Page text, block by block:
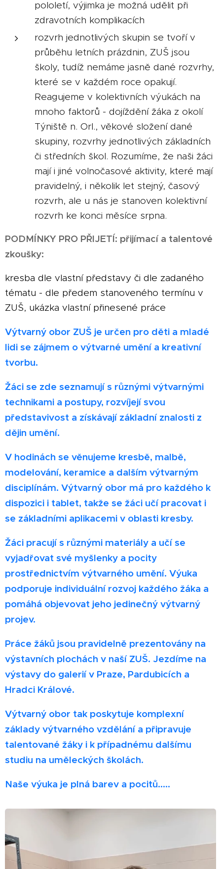
pololetí, výjimka je možná udělit při
zdravotních komplikacích
rozvrh jednotlivých skupin se tvoří v
průběhu letních prázdnin, ZUŠ jsou
školy, tudíž nemáme jasně dané rozvrhy,
které se v každém roce opakují.
Reagujeme v kolektivních výukách na
mnoho faktorů - dojíždění žáka z okolí
Týniště n. Orl., věkové složení dané
skupiny, rozvrhy jednotlivých základních
či středních škol. Rozumíme, že naši žáci
mají i jiné volnočasové aktivity, které mají
pravidelný, i několik let stejný, časový
rozvrh, ale u nás je stanoven kolektivní
rozvrh ke konci měsíce srpna.
PODMÍNKY PRO PŘIJETÍ: přijímací a talentové
zkoušky:
kresba dle vlastní představy či dle zadaného
tématu - dle předem stanoveného termínu v
ZUŠ, ukázka vlastní přinesené práce
Výtvarný obor ZUŠ je určen pro děti a mladé
lidi se zájmem o výtvarné umění a kreativní
tvorbu.
Žáci se zde seznamují s různými výtvarnými
technikami a postupy, rozvíjejí svou
představivost a získávají základní znalosti z
dějin umění.
V hodinách se věnujeme kresbě, malbě,
modelování, keramice a dalším výtvarným
disciplínám. Výtvarný obor má pro každého k
dispozici i tablet, takže se žáci učí pracovat i
se základními aplikacemi v oblasti kresby.
Žáci pracují s různými materiály a učí se
vyjadřovat své myšlenky a pocity
prostřednictvím výtvarného umění. Výuka
podporuje individuální rozvoj každého žáka a
pomáhá objevovat jeho jedinečný výtvarný
projev.
Práce žáků jsou pravidelně prezentovány na
výstavních plochách v naší ZUŠ. Jezdíme na
výstavy do galerií v Praze, Pardubicích a
Hradci Králové.
Výtvarný obor tak poskytuje komplexní
základy výtvarného vzdělání a připravuje
talentované žáky i k případnému dalšímu
studiu na uměleckých školách.
Naše výuka je plná barev a pocitů.....